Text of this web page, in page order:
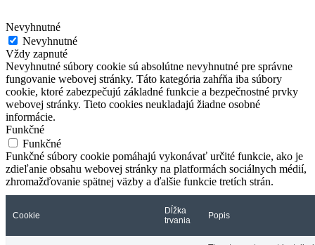
Nevyhnutné
Nevyhnutné
Vždy zapnuté
Nevyhnutné súbory cookie sú absolútne nevyhnutné pre správne
fungovanie webovej stránky. Táto kategória zahŕňa iba súbory
cookie, ktoré zabezpečujú základné funkcie a bezpečnostné prvky
webovej stránky. Tieto cookies neukladajú žiadne osobné
informácie.
Funkčné
Funkčné
Funkčné súbory cookie pomáhajú vykonávať určité funkcie, ako je
zdieľanie obsahu webovej stránky na platformách sociálnych médií,
zhromažďovanie spätnej väzby a ďalšie funkcie tretích strán.
Cookie
Dĺžka
trvania
Popis